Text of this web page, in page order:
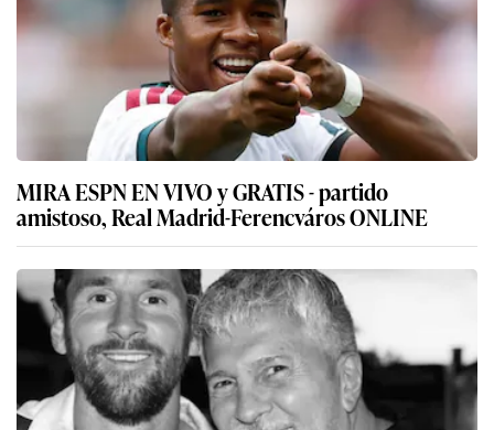
MIRA ESPN EN VIVO y GRATIS - partido
amistoso, Real Madrid-Ferencváros ONLINE